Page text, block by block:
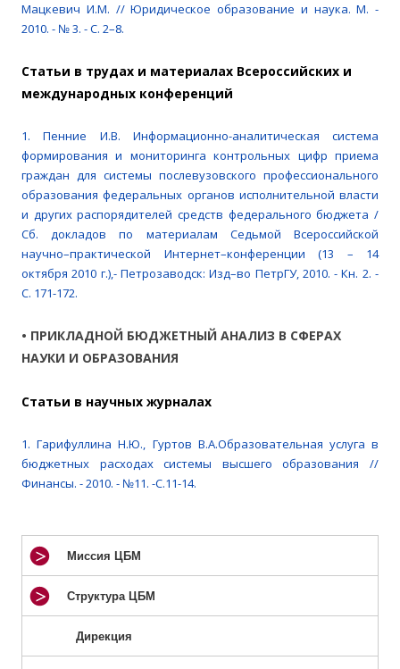
Мацкевич И.М. // Юридическое образование и наука. М. -
2010. - № 3. - С. 2–8.
Статьи в трудах и материалах Всероссийских и
международных конференций
1. Пенние И.В. Информационно-аналитическая система
формирования и мониторинга контрольных цифр приема
граждан для системы послевузовского профессионального
образования федеральных органов исполнительной власти
и других распорядителей средств федерального бюджета /
Сб. докладов по материалам Седьмой Всероссийской
научно–практической Интернет–конференции (13 – 14
октября 2010 г.),- Петрозаводск: Изд–во ПетрГУ, 2010. - Кн. 2. -
С. 171-172.
• ПРИКЛАДНОЙ БЮДЖЕТНЫЙ АНАЛИЗ В СФЕРАХ
НАУКИ И ОБРАЗОВАНИЯ
Cтатьи в научных журналах
1. Гарифуллина Н.Ю., Гуртов В.А.Образовательная услуга в
бюджетных расходах системы высшего образования //
Финансы. - 2010. - №11. -С.11-14.
Миссия ЦБМ
Структура ЦБМ
Дирекция